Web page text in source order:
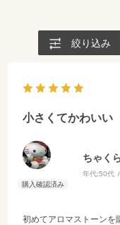
絞り込み
小さくてかわいい
ちゃく
年代:50代
初めてアロマストーンを